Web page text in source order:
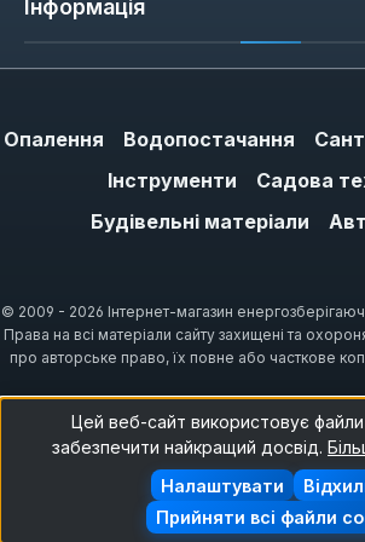
акваріумний — нетоксичний для
сантехнічний — має фунгіцидні
проти плісняви.
Як обрати чорний
швів (сантехніка, акваріум), 85
точкового ремонту прокладок.
автомобільних робіт обирайте
склад — він швидше
години) і витримує вібрацію.
використовуйте лише
без домішок — він безпечний
середовища.
Інформація
Опалення Водопостачання
Інструменти
Садова
Будівельні матеріали
© 2009 - 2026 Інтернет-магазин
Права на всі матеріали сайту захищені та
про авторське право, їх повне або часткове
Цей веб-сайт використовує
забезпечити найкращий досвід.
Налаштувати
Прийняти всі файли